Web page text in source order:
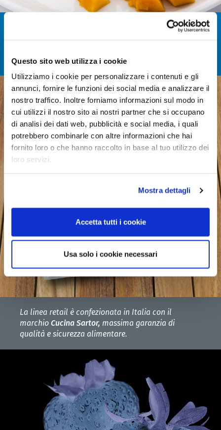
Questo sito web utilizza i cookie
Utilizziamo i cookie per personalizzare i contenuti e gli
annunci, fornire le funzioni dei social media e analizzare il
nostro traffico. Inoltre forniamo informazioni sul modo in
cui utilizzi il nostro sito ai nostri partner che si occupano
di analisi dei dati web, pubblicità e social media, i quali
potrebbero combinarle con altre informazioni che hai
fornito loro o che hanno raccolto in base al tuo utilizzo dei
loro servizi.
Mostra dettagli
Accetta tutti i cookie
Usa solo i cookie necessari
rapporto
frequenti, per ilrispetto delle specifiche.
La linea retail è confezionata in Italia con il
marchio Cucina Sartor, massima garanzia di
qualità e sicurezza alimentare.